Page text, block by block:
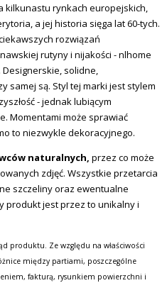
kilkunastu rynkach europejskich,
a jej historia sięga lat 60-tych.
rozwiązań
rutyny i nijakości - nlhome
solidne,
samej są. Styl tej marki jest stylem
- jednak lubiącym
Momentami może sprawiać
to niezwykle dekoracyjnego.
naturalnych, przez co może
zdjęć. Wszystkie przetarcia
szczeliny oraz ewentualne
produkt jest przez to unikalny i
produktu. Ze względu na właściwości
między partiami, poszczególne
fakturą, rysunkiem powierzchni i